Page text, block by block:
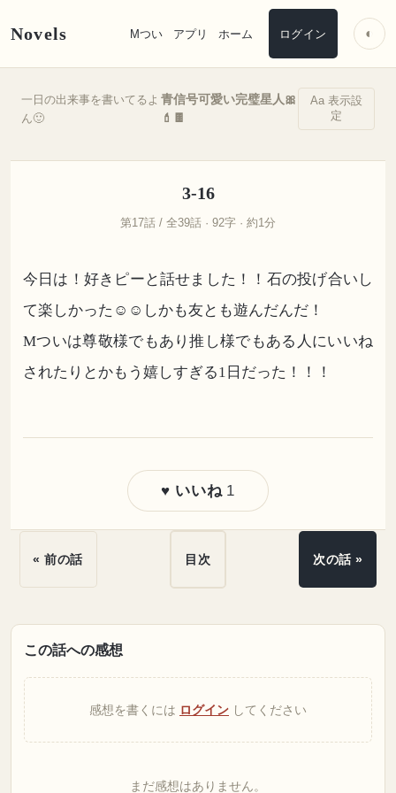
Novels Mつい アプリ ホーム ログイン ◐
一日の出来事を書いてるよ
ん🙂
青信号可愛い完璧星人🎀
💄🍫
Aa 表示設
定
3-16
第17話 / 全39話 · 92字 · 約1分
今日は！好きピーと話せました！！石の投げ合いし
て楽しかった☺️☺️しかも友とも遊んだんだ！
Mついは尊敬様でもあり推し様でもある人にいいね
されたりとかもう嬉しすぎる1日だった！！！
♥ いいね 1
« 前の話 目次 次の話 »
この話への感想
感想を書くには ログイン してください
まだ感想はありません。